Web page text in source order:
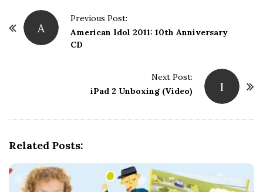
A
Previous Post:
American Idol 2011: 10th Anniversary
CD
I
Next Post:
iPad 2 Unboxing (Video)
Related Posts: